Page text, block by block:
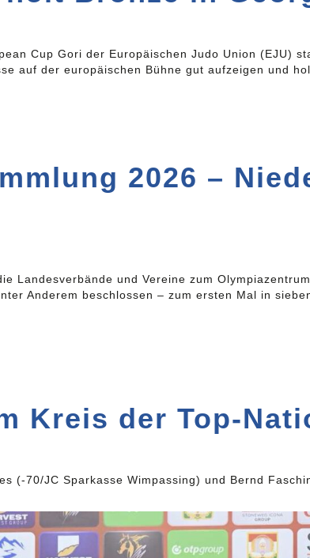
Cup Gori der Europäischen Judo Union (EJU)
auf der europäischen Bühne gut aufzeigen und
2026 –
Landesverbände und Vereine zum
Anderem beschlossen – zum ersten Mal in
Kreis der Top-
(-70/JC Sparkasse Wimpassing) und Bernd